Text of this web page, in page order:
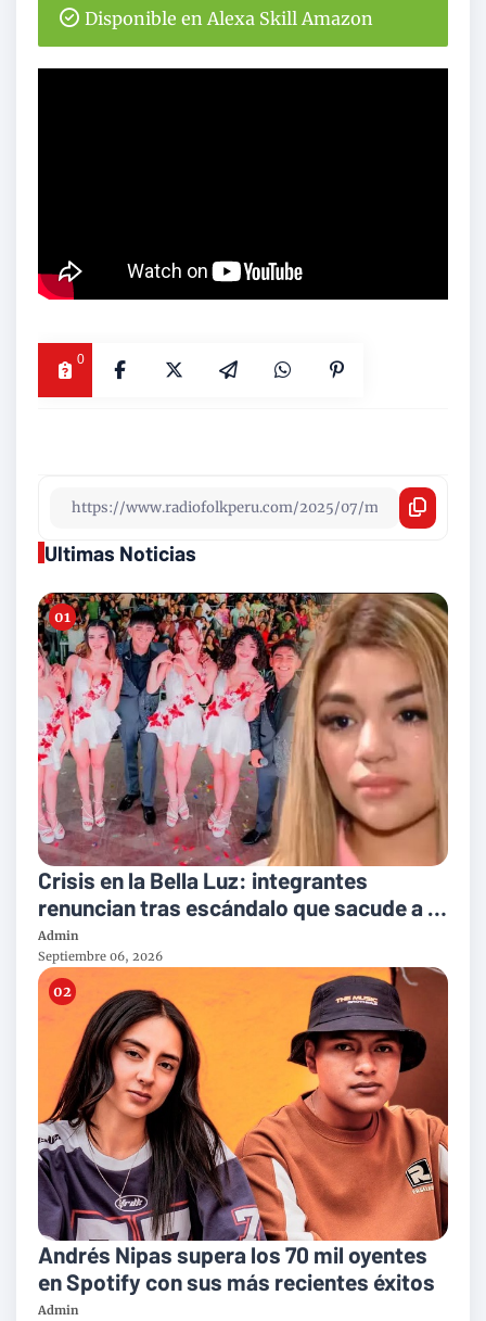
Disponible en Alexa Skill Amazon
0
Ultimas Noticias
Crisis en la Bella Luz: integrantes
renuncian tras escándalo que sacude a la
orquesta
Admin
Septiembre 06, 2026
Andrés Nipas supera los 70 mil oyentes
en Spotify con sus más recientes éxitos
Admin